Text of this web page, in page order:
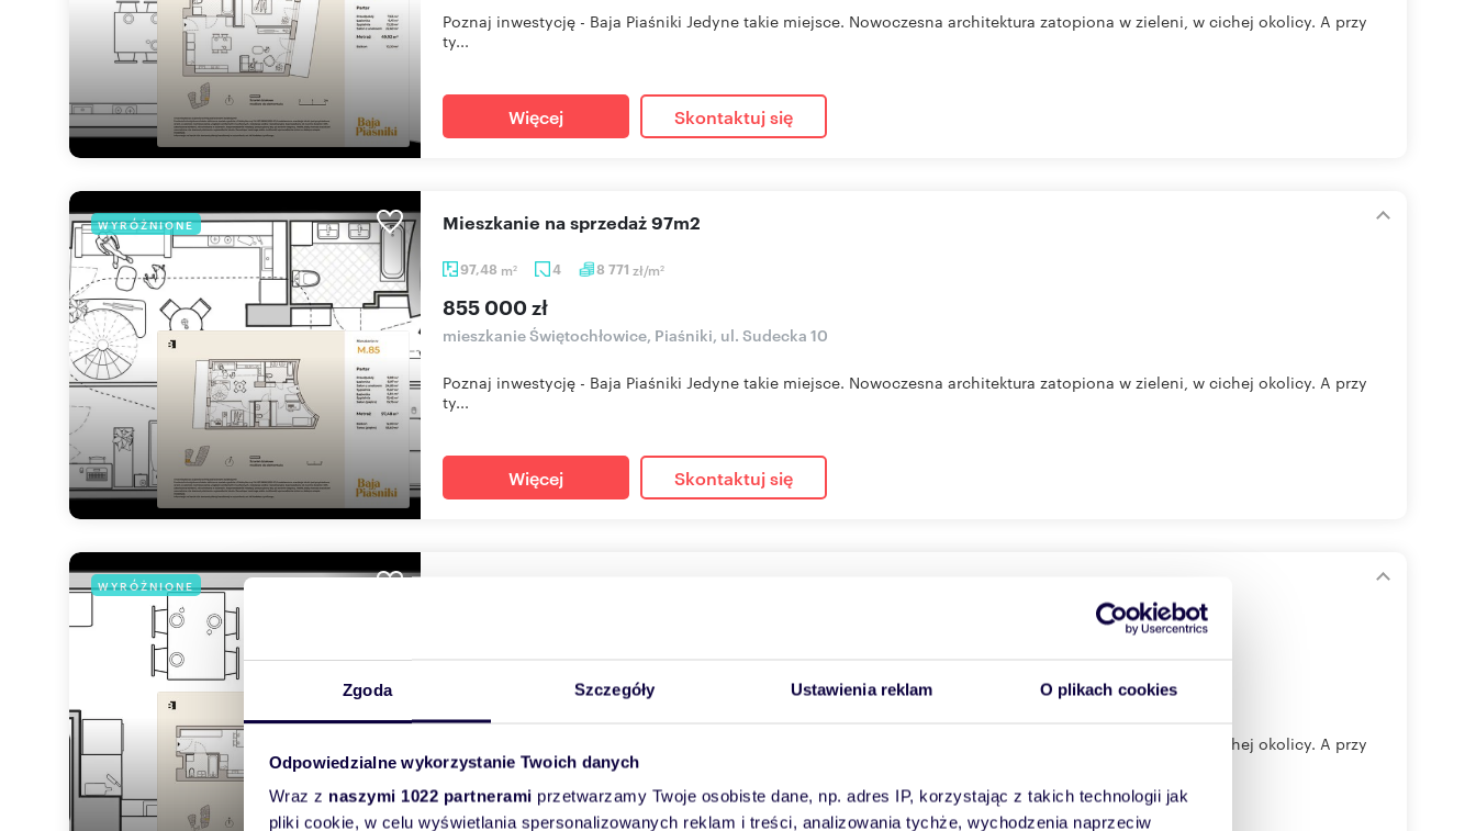
Zgoda Szczegóły Ustawienia reklam O plikach cookies
Odpowiedzialne wykorzystanie Twoich danych
Wraz z naszymi 1022 partnerami przetwarzamy Twoje osobiste dane, np. adres IP, korzystając z takich technologii jak
pliki cookie, w celu wyświetlania spersonalizowanych reklam i treści, analizowania tychże, wychodzenia naprzeciw
Poznaj inwestycję - Baja Piaśniki Jedyne takie miejsce. Nowoczesna architektura zatopiona w zieleni, w cichej okolicy. A przy
ty...
Więcej Skontaktuj się
WYRÓŻNIONE
97,48 m2 4 8 771 zł/m2
mieszkanie na sprzedaż 97m2
855 000 zł
mieszkanie Świętochłowice, Piaśniki, ul. Sudecka 10
Poznaj inwestycję - Baja Piaśniki Jedyne takie miejsce. Nowoczesna architektura zatopiona w zieleni, w cichej okolicy. A przy
ty...
Więcej Skontaktuj się
WYRÓŻNIONE
mieszkanie Świętochłowice, Piaśniki, ul. Sudecka 10
Poznaj inwestycję - Baja Piaśniki Jedyne takie miejsce. Nowoczesna architektura zatopiona w zieleni, w cichej okolicy. A przy
ty...